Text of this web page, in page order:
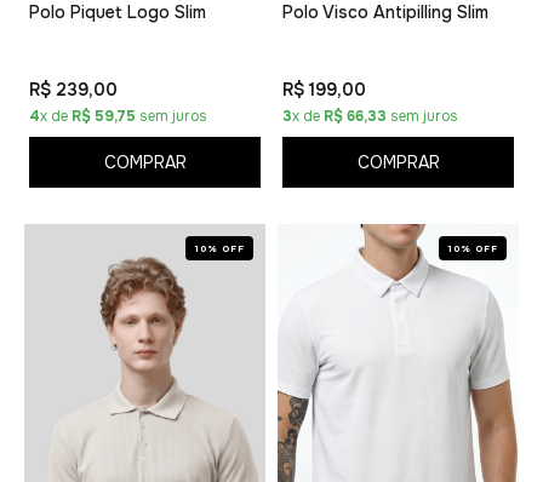
Polo Piquet Logo Slim
R$ 239,00
4x de R$ 59,75 sem juros
COMPRAR
Polo Visco Antipilling Slim
R$ 199,00
3x de R$ 66,33 sem juros
COMPRAR
10% OFF 10% OFF